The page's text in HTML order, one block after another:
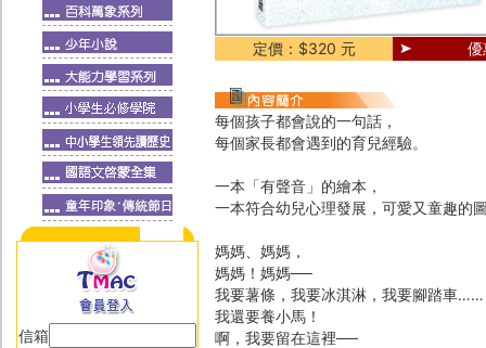
信箱
定價：$320 元
每個孩子都會說的一句話，
每個家長都會遇到的育兒經驗。
一本「有聲音」的繪本，
一本符合幼兒心理發展，可愛又童趣的
媽媽、媽媽，
媽媽！媽媽──
我要薯條，我要冰淇淋，我要腳踏車……
我還要養小馬！
啊，我要留在這裡──